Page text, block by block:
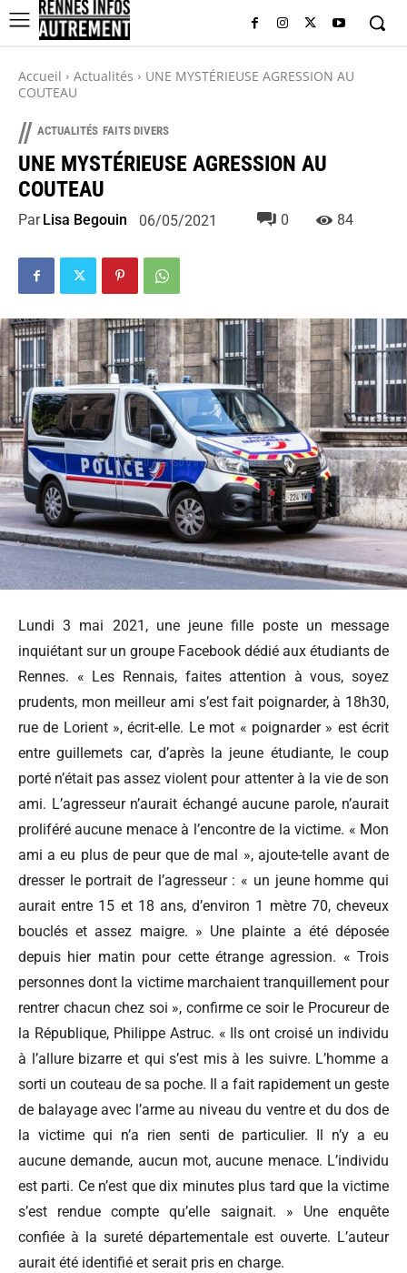
Accueil Actualités
UNE MYSTÉRIEUSE AGRESSION AU
COUTEAU
// ACTUALITÉS FAITS DIVERS
UNE MYSTÉRIEUSE AGRESSION AU
COUTEAU
Par Lisa Begouin 06/05/2021 0 84
Lundi 3 mai 2021, une jeune fille poste un message
inquiétant sur un groupe Facebook dédié aux étudiants de
Rennes. « Les Rennais, faites attention à vous, soyez
prudents, mon meilleur ami s’est fait poignarder, à 18h30,
rue de Lorient », écrit-elle. Le mot « poignarder » est écrit
entre guillemets car, d’après la jeune étudiante, le coup
porté n’était pas assez violent pour attenter à la vie de son
ami. L’agresseur n’aurait échangé aucune parole, n’aurait
proliféré aucune menace à l’encontre de la victime. « Mon
ami a eu plus de peur que de mal », ajoute-telle avant de
dresser le portrait de l’agresseur : « un jeune homme qui
aurait entre 15 et 18 ans, d’environ 1 mètre 70, cheveux
bouclés et assez maigre. » Une plainte a été déposée
depuis hier matin pour cette étrange agression. « Trois
personnes dont la victime marchaient tranquillement pour
rentrer chacun chez soi », confirme ce soir le Procureur de
la République, Philippe Astruc. « Ils ont croisé un individu
à l’allure bizarre et qui s’est mis à les suivre. L’homme a
sorti un couteau de sa poche. Il a fait rapidement un geste
de balayage avec l’arme au niveau du ventre et du dos de
la victime qui n’a rien senti de particulier. Il n’y a eu
aucune demande, aucun mot, aucune menace. L’individu
est parti. Ce n’est que dix minutes plus tard que la victime
s’est rendue compte qu’elle saignait. » Une enquête
confiée à la sureté départementale est ouverte. L’auteur
aurait été identifié et serait pris en charge.